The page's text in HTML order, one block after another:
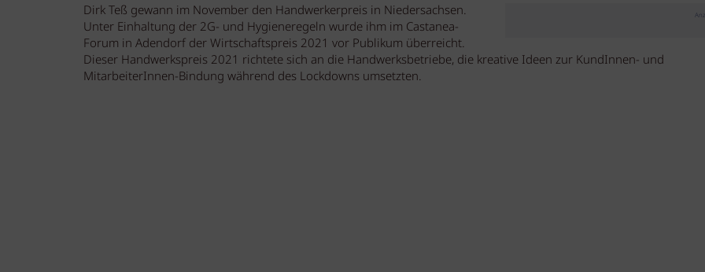
Dirk Teß gewann im November den Handwerkerpreis in Niedersachsen.
Unter Einhaltung der 2G- und Hygieneregeln wurde ihm im Castanea-
Forum in Adendorf der Wirtschaftspreis 2021 vor Publikum überreicht.
Dieser Handwerkspreis 2021 richtete sich an die Handwerksbetriebe, die kreative Ideen zur KundInnen- und
MitarbeiterInnen-Bindung während des Lockdowns umsetzten.